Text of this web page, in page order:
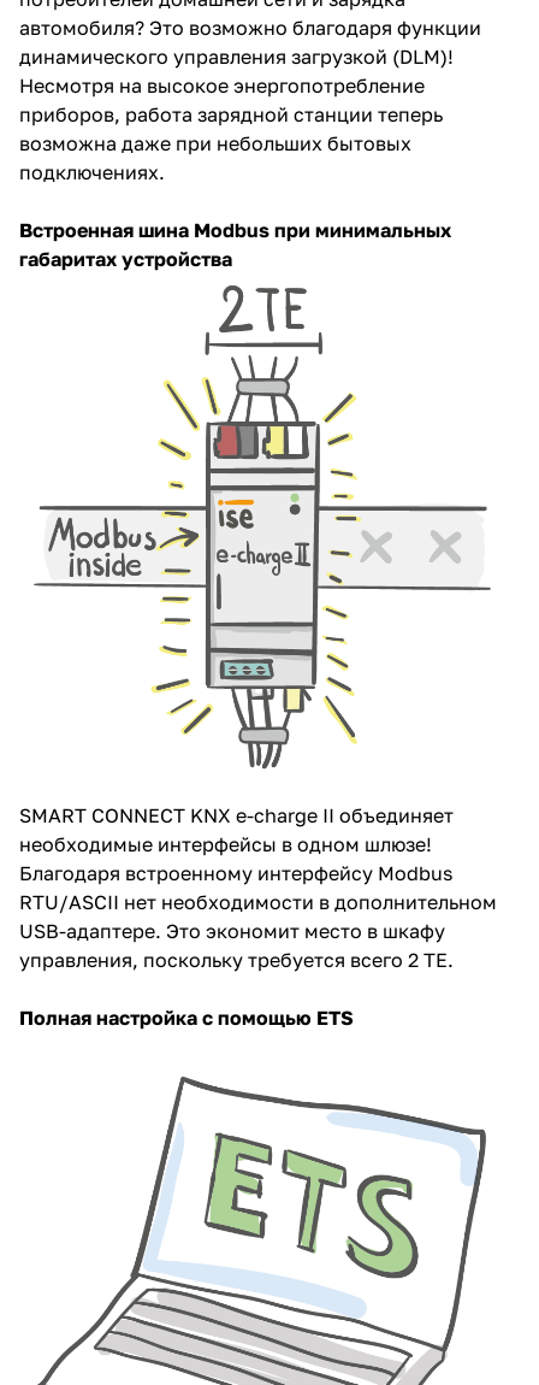
автомобиля? Это возможно благодаря функции
динамического управления загрузкой (DLM)!
Несмотря на высокое энергопотребление
приборов, работа зарядной станции теперь
возможна даже при небольших бытовых
подключениях.
Встроенная шина Modbus при минимальных
габаритах устройства
SMART CONNECT KNX e-charge II объединяет
необходимые интерфейсы в одном шлюзе!
Благодаря встроенному интерфейсу Modbus
RTU/ASCII нет необходимости в дополнительном
USB-адаптере. Это экономит место в шкафу
управления, поскольку требуется всего 2 TE.
Полная настройка с помощью ETS